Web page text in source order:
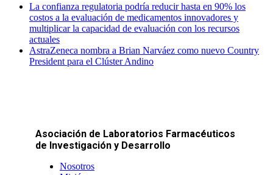
La confianza regulatoria podría reducir hasta en 90% los
costos a la evaluación de medicamentos innovadores y
multiplicar la capacidad de evaluación con los recursos
actuales
AstraZeneca nombra a Brian Narváez como nuevo Country
President para el Clúster Andino
Asociación de Laboratorios Farmacéuticos
de Investigación y Desarrollo
Nosotros